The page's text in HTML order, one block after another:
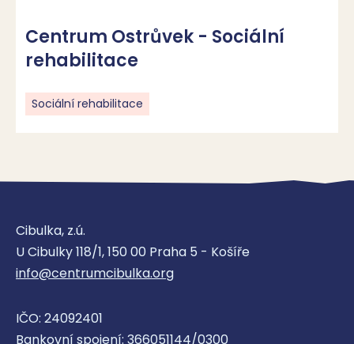
Centrum Ostrůvek - Sociální
rehabilitace
Sociální rehabilitace
Cibulka, z.ú.
U Cibulky 118/1, 150 00 Praha 5 - Košíře
info@centrumcibulka.org
IČO: 24092401
Bankovní spojení: 366051144/0300